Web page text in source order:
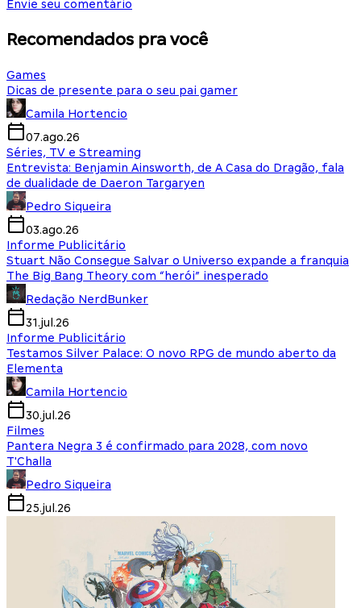
Envie seu comentário
Recomendados pra você
Games
Dicas de presente para o seu pai gamer
Camila Hortencio
07.ago.26
Séries, TV e Streaming
Entrevista: Benjamin Ainsworth, de A Casa do Dragão, fala
de dualidade de Daeron Targaryen
Pedro Siqueira
03.ago.26
Informe Publicitário
Stuart Não Consegue Salvar o Universo expande a franquia
The Big Bang Theory com “herói” inesperado
Redação NerdBunker
31.jul.26
Informe Publicitário
Testamos Silver Palace: O novo RPG de mundo aberto da
Elementa
Camila Hortencio
30.jul.26
Filmes
Pantera Negra 3 é confirmado para 2028, com novo
T'Challa
Pedro Siqueira
25.jul.26